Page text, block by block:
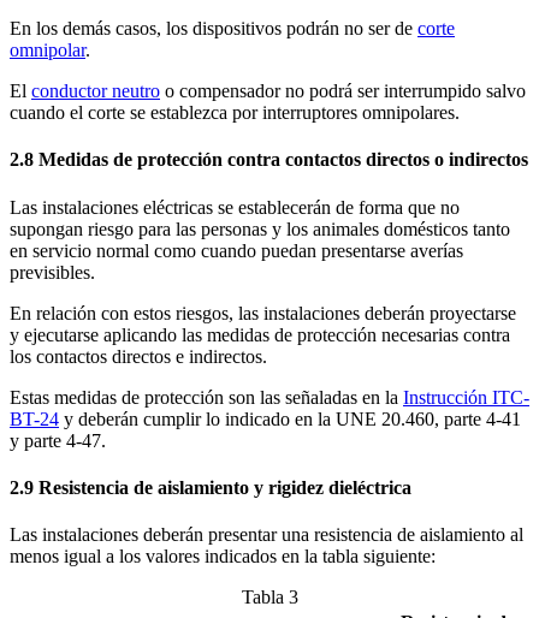
En los demás casos, los dispositivos podrán no ser de corte
omnipolar.
El conductor neutro o compensador no podrá ser interrumpido salvo
cuando el corte se establezca por interruptores omnipolares.
2.8 Medidas de protección contra contactos directos o indirectos
Las instalaciones eléctricas se establecerán de forma que no
supongan riesgo para las personas y los animales domésticos tanto
en servicio normal como cuando puedan presentarse averías
previsibles.
En relación con estos riesgos, las instalaciones deberán proyectarse
y ejecutarse aplicando las medidas de protección necesarias contra
los contactos directos e indirectos.
Estas medidas de protección son las señaladas en la Instrucción ITC-
BT-24 y deberán cumplir lo indicado en la UNE 20.460, parte 4-41
y parte 4-47.
2.9 Resistencia de aislamiento y rigidez dieléctrica
Las instalaciones deberán presentar una resistencia de aislamiento al
menos igual a los valores indicados en la tabla siguiente:
Tabla 3